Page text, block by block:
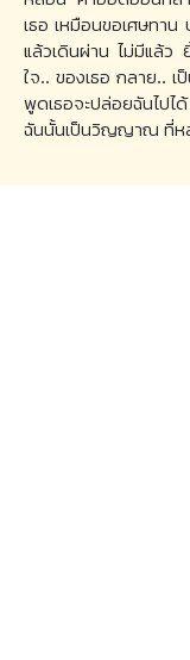
เธอ เหมือนขอเศษทาน
แล้วเดินผ่าน ไม่มีแล้ว
ใจ.. ของเธอ กลาย..
พูดเธอจะปล่อยฉันไปไ
ฉันนั้นเป็นวิญญาณ ที่ห